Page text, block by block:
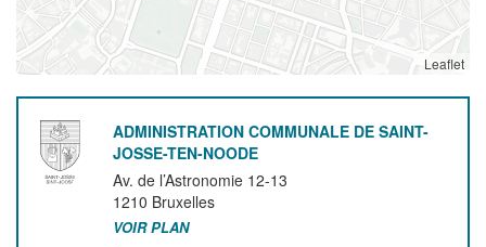
Leaflet
ADMINISTRATION COMMUNALE DE SAINT-
JOSSE-TEN-NOODE
Av. de l’Astronomie 12-13
1210 Bruxelles
VOIR PLAN